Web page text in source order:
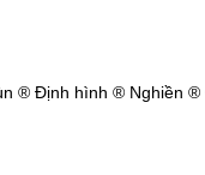
® Định hình ® Nghiền